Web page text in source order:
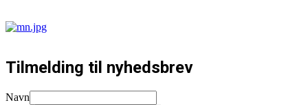
Tilmelding til nyhedsbrev
Navn